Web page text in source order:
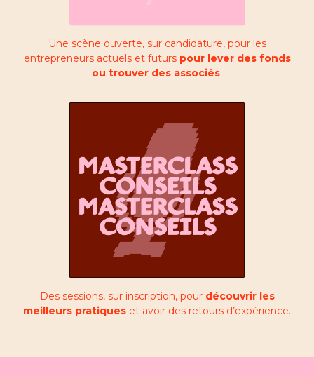
Une scène ouverte, sur candidature, pour les
entrepreneurs actuels et futurs pour lever des fonds
ou trouver des associés.
Des sessions, sur inscription, pour découvrir les
meilleurs pratiques et avoir des retours d’expérience.